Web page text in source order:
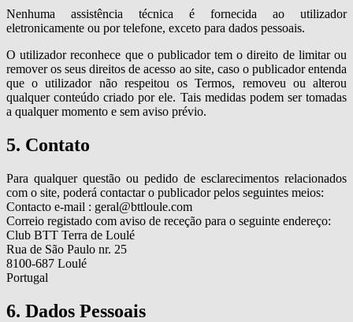
Nenhuma assistência técnica é fornecida ao utilizador
eletronicamente ou por telefone, exceto para dados pessoais.
O utilizador reconhece que o publicador tem o direito de limitar ou
remover os seus direitos de acesso ao site, caso o publicador entenda
que o utilizador não respeitou os Termos, removeu ou alterou
qualquer conteúdo criado por ele. Tais medidas podem ser tomadas
a qualquer momento e sem aviso prévio.
5. Contato
Para qualquer questão ou pedido de esclarecimentos relacionados
com o site, poderá contactar o publicador pelos seguintes meios:
Contacto e-mail : geral@bttloule.com
Correio registado com aviso de receção para o seguinte endereço:
Club BTT Terra de Loulé
Rua de São Paulo nr. 25
8100-687 Loulé
Portugal
6. Dados Pessoais